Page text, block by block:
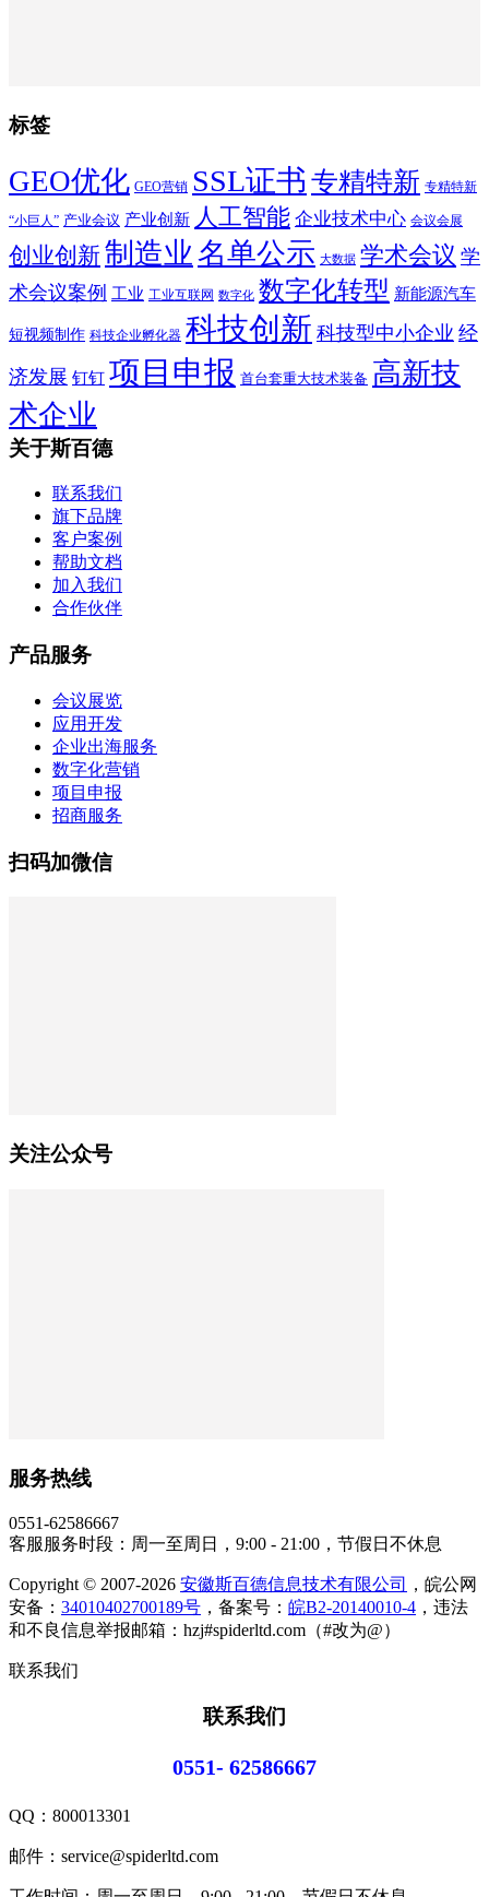
标签
GEO优化 GEO营销 SSL证书 专精特新 专精特新
“小巨人” 产业会议 产业创新 人工智能 企业技术中心 会议会展
创业创新制造业 名单公示 大数据 学术会议 学
术会议案例 工业 工业互联网 数字化 数字化转型 新能源汽车
短视频制作 科技企业孵化器 科技创新 科技型中小企业 经
济发展 钉钉 项目申报 首台套重大技术装备 高新技
术企业
关于斯百德
联系我们
旗下品牌
客户案例
帮助文档
加入我们
合作伙伴
产品服务
会议展览
应用开发
企业出海服务
数字化营销
项目申报
招商服务
扫码加微信
关注公众号
服务热线
0551-62586667
客服服务时段：周一至周日，9:00 - 21:00，节假日不休息
Copyright © 2007-2026 安徽斯百德信息技术有限公司
，皖公网
安备： 34010402700189号 ，备案号： 皖B2-20140010-4 ，违法
和不良信息举报邮箱：hzj#spiderltd.com（#改为@）
联系我们
联系我们
0551- 62586667
QQ： 800013301
邮件：service@spiderltd.com